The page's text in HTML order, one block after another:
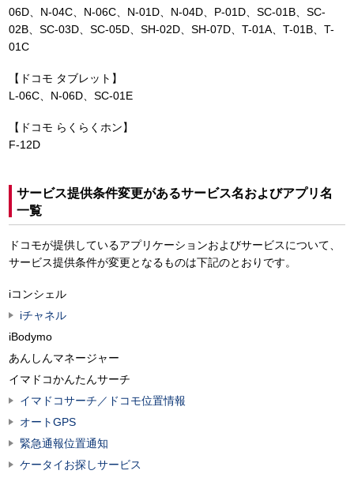
06D、N-04C、N-06C、N-01D、N-04D、P-01D、SC-01B、SC-
02B、SC-03D、SC-05D、SH-02D、SH-07D、T-01A、T-01B、T-
01C
【ドコモ タブレット】
L-06C、N-06D、SC-01E
【ドコモ らくらくホン】
F-12D
サービス提供条件変更があるサービス名およびアプリ名
一覧
ドコモが提供しているアプリケーションおよびサービスについて、
サービス提供条件が変更となるものは下記のとおりです。
iコンシェル
iチャネル
iBodymo
あんしんマネージャー
イマドコかんたんサーチ
イマドコサーチ／ドコモ位置情報
オートGPS
緊急通報位置通知
ケータイお探しサービス